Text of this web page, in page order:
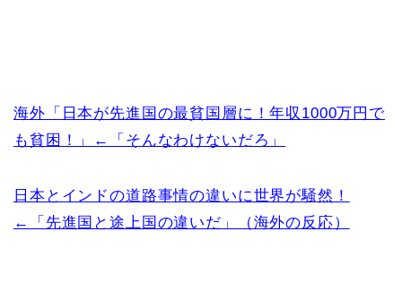
海外「日本が先進国の最貧国層に！年収1000万円で
も貧困！」←「そんなわけないだろ」
日本とインドの道路事情の違いに世界が騒然！
←「先進国と途上国の違いだ」（海外の反応）